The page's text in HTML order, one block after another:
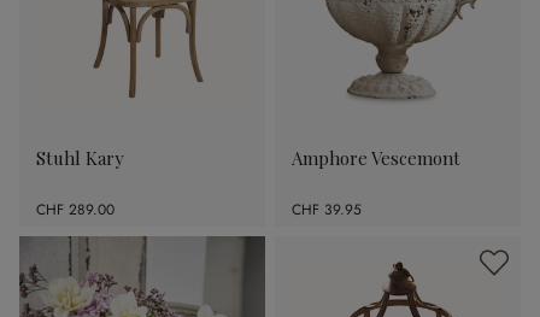
Stuhl Kary
CHF 289.00
Amphore Vescemont
CHF 39.95